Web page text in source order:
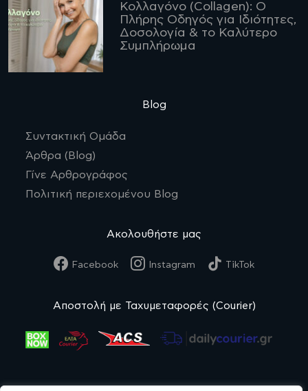
Κολλαγόνο (Collagen): Ο
Πλήρης Οδηγός για Ιδιότητες,
Δοσολογία & το Καλύτερο
Συμπλήρωμα
Blog
Συντακτική Ομάδα
Άρθρα (Blog)
Γίνε Αρθρογράφος
Πολιτική περιεχομένου Blog
Ακολουθήστε μας
Facebook Instagram TikTok
Αποστολή με Ταχυμεταφορές (Courier)